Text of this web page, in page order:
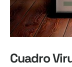
Cuadro